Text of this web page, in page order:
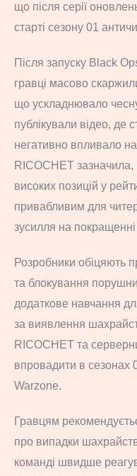
що після серії
старті сезону 01
Після запуску Black
гравці масово
що ускладнювало
публікували відео, де
негативно впливало
RICOCHET
високих позицій у
привабливим для
зусилля на
Розробники обіцяють
та блокування
додаткове навчання
за виявлення
RICOCHET та
впровадити в сезонах
Warzone.
Гравцям
про випадки
команді швидше